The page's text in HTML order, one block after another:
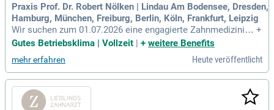
Praxis Prof. Dr. Robert Nölken | Lindau Am Bodensee, Dresden,
Hamburg, München, Freiburg, Berlin, Köln, Frankfurt, Leipzig
Wir suchen zum 01.07.2026 eine engagierte Zahnmedizinisc
he Fachangestellte (m/w/d) für unsere moderne Fachzahnar
zahnärztlichen Abrechnung, wo Sie selbstständig nach BEM
A und GOZ arbeiten. Freuen Sie sich auf ein wertschätzende
s Arbeitsumfeld in einzigartiger Lage zwischen See und Ber
gen. Zu Ihren Aufgaben gehören die Erstellung und Nachverf
olgung von Heil- und Kostenplänen sowie die Kommunikati
+
Gutes Betriebsklima | Vollzeit | + weitere Benefits
mehr erfahren Heute veröffentlicht